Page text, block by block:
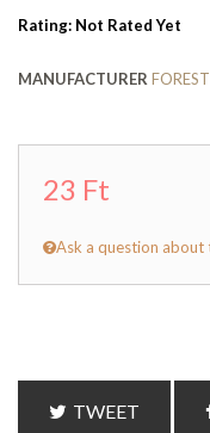
Rating: Not Rated Yet
MANUFACTURER FOREST
23 Ft
Ask a question
TWEET